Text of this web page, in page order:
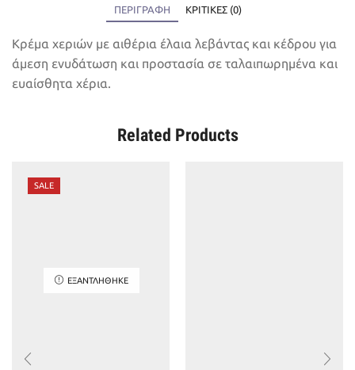
ΠΕΡΙΓΡΑΦΉ ΚΡΙΤΙΚΈΣ (0)
Κρέμα χεριών με αιθέρια έλαια λεβάντας και κέδρου για
άμεση ενυδάτωση και προστασία σε ταλαιπωρημένα και
ευαίσθητα χέρια.
Related Products
SALE
ΕΞΑΝΤΛΉΘΗΚΕ